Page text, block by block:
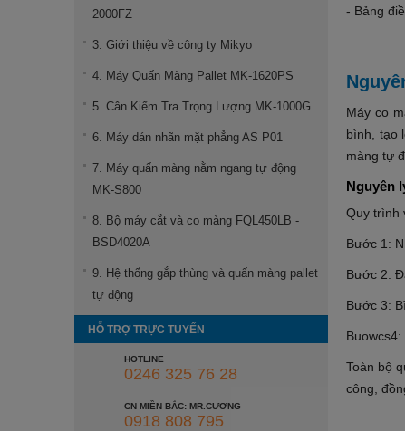
- Bảng
Máy co
bình, tạo
màng tự
Nguyên
Quy trình
Bước 1:
Bước 2:
Bước 3:
Toàn bộ
công,
2000FZ
3. Giới thiệu về công ty Mikyo
4. Máy Quấn Màng Pallet MK-1620PS
5. Cân Kiểm Tra Trọng Lượng MK-1000G
6. Máy dán nhãn mặt phẳng AS P01
7. Máy quấn màng nằm ngang tự động
MK-S800
8. Bộ máy cắt và co màng FQL450LB -
BSD4020A
9. Hệ thống gắp thùng và quấn màng pallet
tự động
HỖ TRỢ TRỰC TUYẾN
HOTLINE
0246 325 76 28
CN MIỀN BẮC: MR.CƯƠNG
0918 808 795